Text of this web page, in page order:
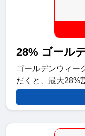
28% ゴール
ゴールデンウィー
だくと、最大28%